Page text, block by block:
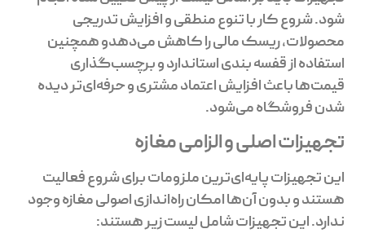
شود. شروع کار با تنوع منطقی و افزایش تدریجی
محصولات، ریسک مالی را کاهش می‌دهدو همچنین
استفاده از قفسه بندی استاندارد و برچسب‌گذاری
قیمت‌ها باعث افزایش اعتماد مشتری و حرفه‌ای‌تر دیده
شدن فروشگاه می‌شود.
تجهیزات اصلی و الزامی مغازه
این تجهیزات پایه‌ای‌ترین ملزومات برای شروع فعالیت
هستند و بدون آن‌ها امکان راه‌اندازی اصولی مغازه وجود
ندارد. این تجهیزات شامل لیست زیر هستند: